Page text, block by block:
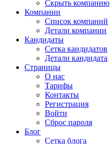
Скрыть компанию
Компании
Список компаний
Детали компании
Кандидаты
Сетка кандидатов
Детали кандидата
Страницы
О нас
Тарифы
Контакты
Регистрация
Войти
Сброс пароля
Блог
Сетка блога